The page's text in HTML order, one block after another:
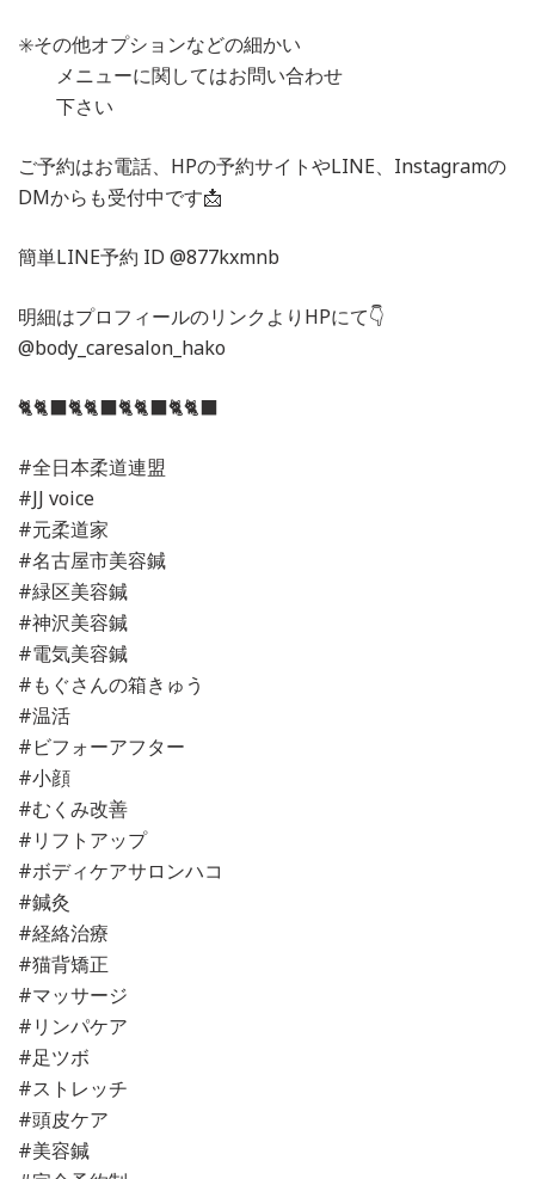
✳️その他オプションなどの細かい
メニューに関してはお問い合わせ
下さい
ご予約はお電話、HPの予約サイトやLINE、Instagramの
DMからも受付中です📩
簡単LINE予約 ID @877kxmnb
明細はプロフィールのリンクよりHPにて👇
@body_caresalon_hako
🐈🐈‍⬛🐈🐈‍⬛🐈🐈‍⬛🐈🐈‍⬛
#全日本柔道連盟
#JJ voice
#元柔道家
#名古屋市美容鍼
#緑区美容鍼
#神沢美容鍼
#電気美容鍼
#もぐさんの箱きゅう
#温活
#ビフォーアフター
#小顔
#むくみ改善
#リフトアップ
#ボディケアサロンハコ
#鍼灸
#経絡治療
#猫背矯正
#マッサージ
#リンパケア
#足ツボ
#ストレッチ
#頭皮ケア
#美容鍼